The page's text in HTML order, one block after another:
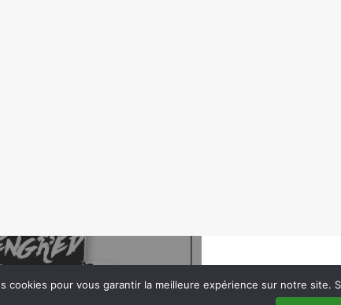
!
cookies pour vous garantir la meilleure expérience sur notre